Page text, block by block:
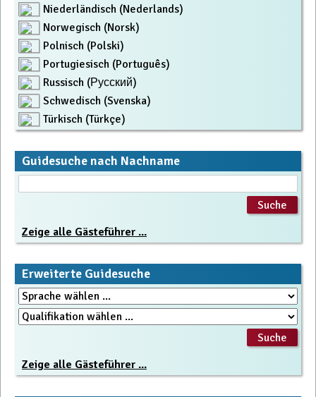
Niederländisch (Nederlands)
Norwegisch (Norsk)
Polnisch (Polski)
Portugiesisch (Português)
Russisch (Русский)
Schwedisch (Svenska)
Türkisch (Türkçe)
Guidesuche nach Nachname
Zeige alle Gästeführer ...
Erweiterte Guidesuche
Zeige alle Gästeführer ...